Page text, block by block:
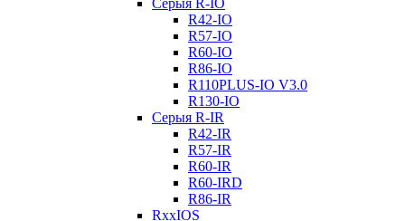
Серыя R-IO
R42-IO
R57-IO
R60-IO
R86-IO
R110PLUS-IO V3.0
R130-IO
Серыя R-IR
R42-IR
R57-IR
R60-IR
R60-IRD
R86-IR
RxxIOS